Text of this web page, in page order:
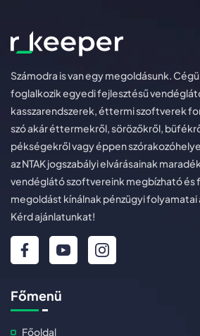
Számodra is van egy megoldásunk.
foglalkozik egyedi fejlesztésű
kasszarendszerek, éttermi szoftverek
szó akár éttermekről, sörözőkről,
pékségekről vagy éppen
az NTAK jogszabályi elvárásainak
vendéglátó szoftvereink megbízható és
megoldást kínálnak pénzügyi folyamatai
Kérd ajánlatunkat!
Főmenü
Főoldal